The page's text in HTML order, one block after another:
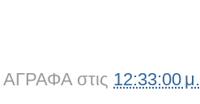
ΑΓΡΑΦΑ στις 12:33:00